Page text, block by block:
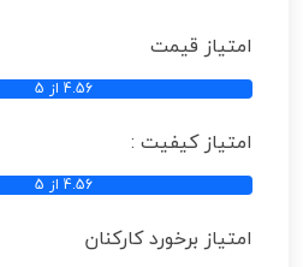
امتیاز قیمت
4.56 از 5
امتیاز کیفیت :
4.56 از 5
امتیاز برخورد کارکنان